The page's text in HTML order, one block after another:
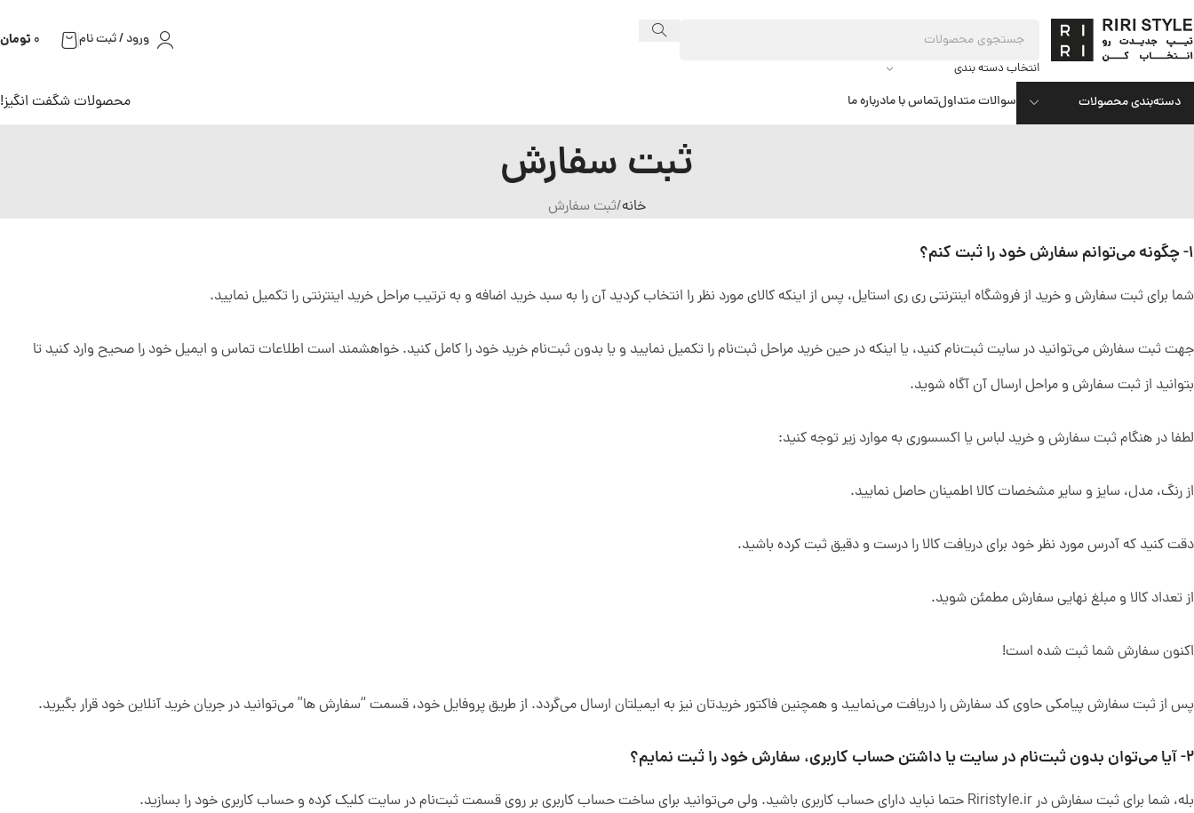
انتخاب دسته بندی
ورود / ثبت نام 0تومان
دسته‌بندی محصولات سوالات متداولتماس با مادرباره ما محصولات شگفت انگیز!
ثبت سفارش
خانه ثبت سفارش
1- چگونه می‌توانم سفارش خود را ثبت کنم؟
شما برای ثبت سفارش و خرید از فروشگاه اینترنتی ری ری استایل، پس از اینکه کالای مورد نظر را انتخاب کردید آن را به سبد خرید اضافه و به ترتیب مراحل خرید اینترنتی را تکمیل نمایید.
جهت ثبت سفارش می‌توانید در سایت ثبت‌نام کنید، یا اینکه در حین خرید مراحل ثبت‌نام را تکمیل نمایید و یا بدون ثبت‌نام خرید خود را کامل کنید. خواهشمند است اطلاعات تماس و ایمیل خود را صحیح وارد کنید تا
بتوانید از ثبت سفارش و مراحل ارسال آن آگاه شوید.
لطفا در هنگام ثبت سفارش و خرید لباس یا اکسسوری به موارد زیر توجه کنید:
از رنگ، مدل، سایز و سایر مشخصات کالا اطمینان حاصل نمایید.
دقت کنید که آدرس مورد نظر خود برای دریافت کالا را درست و دقیق ثبت کرده باشید.
از تعداد کالا و مبلغ نهایی سفارش مطمئن شوید.
اکنون سفارش شما ثبت شده است!
پس از ثبت سفارش پیامکی حاوی کد سفارش را دریافت می‌نمایید و همچنین فاکتور خریدتان نیز به ایمیلتان ارسال می‌گردد. از طریق پروفایل خود، قسمت “سفارش ها” می‌توانید در جریان خرید آنلاین خود قرار بگیرید.
۲- آیا می‌توان بدون ثبت‌نام در سایت یا داشتن حساب کاربری، سفارش خود را ثبت نمایم؟
بله، شما برای ثبت سفارش در Riristyle.ir حتما نباید دارای حساب کاربری باشید. ولی می‌توانید برای ساخت حساب کاربری بر روی قسمت ثبت‌نام در سایت کلیک کرده و حساب کاربری خود را بسازید.